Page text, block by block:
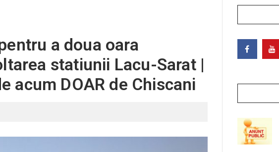
a doua oara
statiunii Lacu-Sarat |
acum DOAR de Chiscani